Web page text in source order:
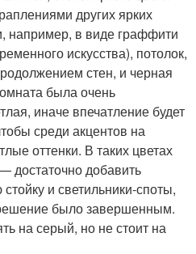
других ярких
например, в виде граффити
искусства), потолок,
стен, и черная
была очень
иначе впечатление будет
среди акцентов на
оттенки. В таких цветах
добавить
и светильники-споты,
было завершенным.
на серый, но не стоит на